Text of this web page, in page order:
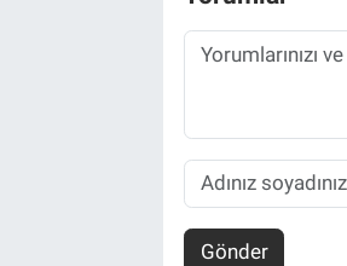
Gönder